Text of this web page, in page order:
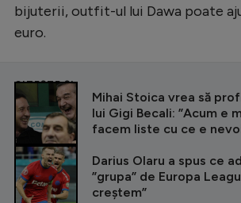
bijuterii, outfit-ul lui Dawa poate
euro.
CITEȘTE ȘI
Mihai Stoica vrea să
lui Gigi Becali: ”Acum e
facem liste cu ce e
Darius Olaru a spus ce
”grupa” de Europa
creștem”